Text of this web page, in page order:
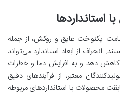
استانداردها
یکنواخت عایق و روکش، از جمله
انحراف از ابعاد استاندارد می‌تواند
کاهش دهد و به افزایش دما و خطرات
معتبر، از فرآیندهای دقیق
محصولات با استانداردهای مربوطه